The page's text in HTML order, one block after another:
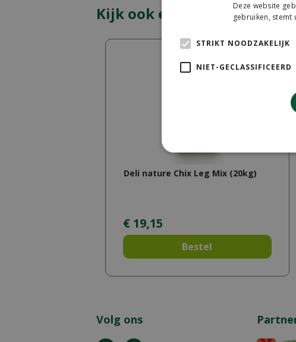
Kijk ook eens naar:
Deli nature Chix Leg Mix (20kg)
€ 19,15
Bestel
Volg ons
Deze website
gebruiken, stemt
STRIKT NOODZAKELIJK
NIET-GECLASSIFICEERD